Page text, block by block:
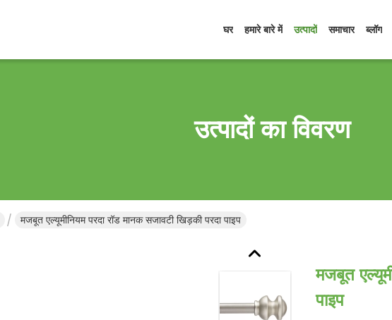
घर हमारे बारे में उत्पादों समाचार ब्लॉग
उत्पादों का विवरण
मजबूत एल्यूमीनियम परदा रॉड मानक सजावटी खिड़की परदा पाइप
मजबूत
पाइप